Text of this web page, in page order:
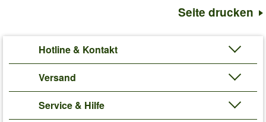
Seite drucken
Hotline & Kontakt
Versand
Service & Hilfe